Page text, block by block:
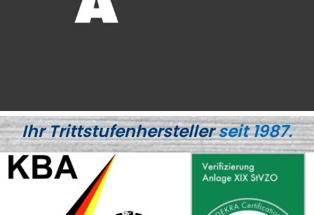
Ihr Trittstufenherstellerseit 1987.